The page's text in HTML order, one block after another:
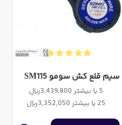
سیم قلع کش سومو SM115
5 یا بیشتر 3,439,800ریال
25 یا بیشتر 3,352,050ریال